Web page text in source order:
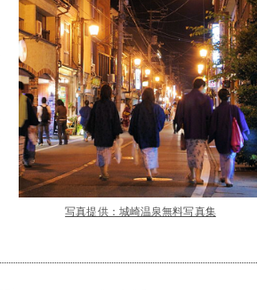
写真提供：城崎温泉無料写真集